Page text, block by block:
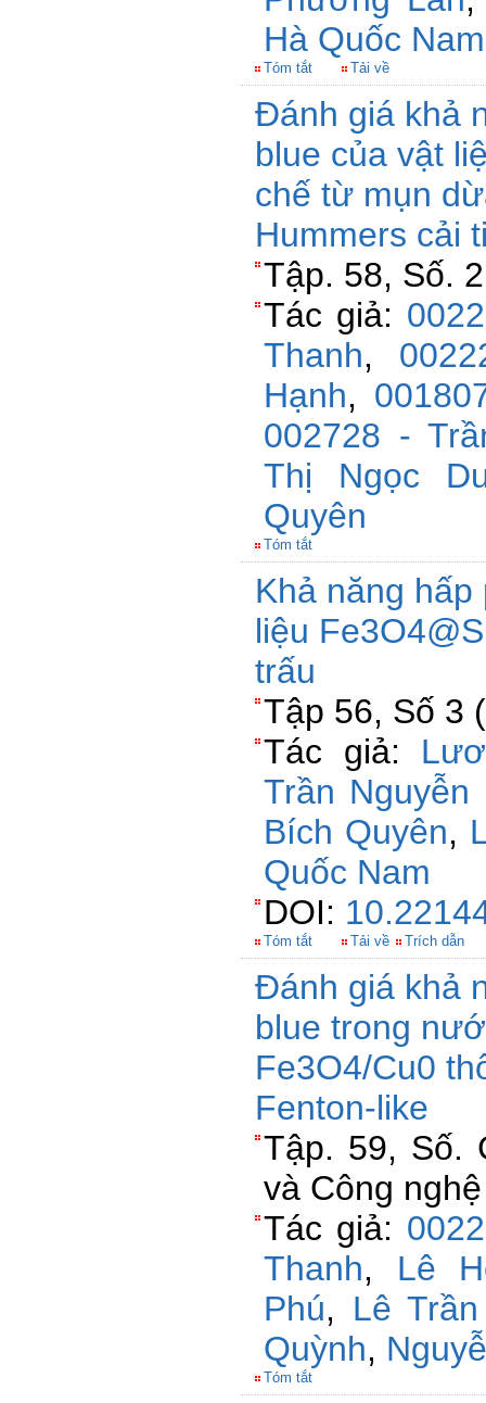
Hà Quốc Nam
Tóm tắt Tải về
Đánh giá khả
blue của vật
chế từ mụn
Hummers cải
Tập. 58, Số.
Tác giả:
Thanh,
Hạnh,
002728 -
Thị Ngọc
Quyên
Tóm tắt
Khả năng
liệu
trấu
Tập 56, Số 3
Tác giả:
Trần
Bích Quyên,
Quốc Nam
DOI:
Tóm tắt Tải về Trích dẫn
Đánh giá khả
blue trong
Fe3O4/Cu0
Fenton-like
Tập. 59, Số.
và Công
Tác giả:
Thanh, Lê
Phú, Lê
Quỳnh,
Tóm tắt